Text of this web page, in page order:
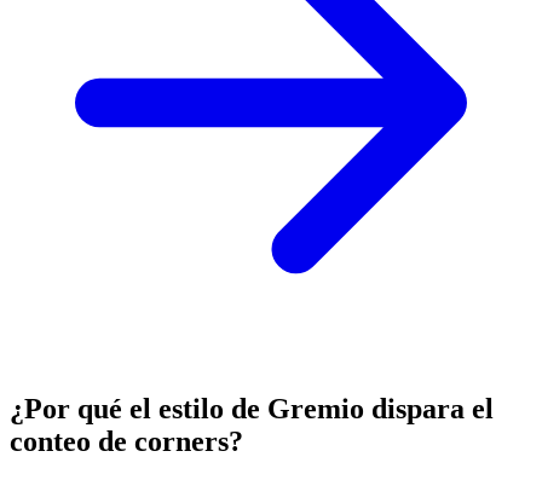
¿Por qué el estilo de Gremio dispara el
conteo de corners?